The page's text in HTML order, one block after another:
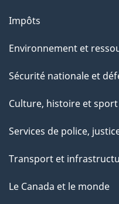
Impôts
Environnement et
Sécurité nationale et
Culture, histoire et sport
Services de police,
Transport et
Le Canada et le monde